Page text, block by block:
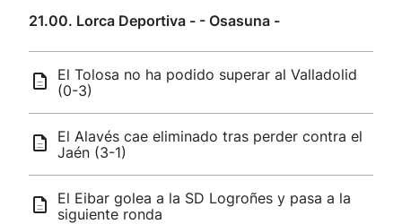
21.00. Lorca Deportiva - - Osasuna -
El Tolosa no ha podido superar al Valladolid
(0-3)
El Alavés cae eliminado tras perder contra el
Jaén (3-1)
El Eibar golea a la SD Logroñes y pasa a la
siguiente ronda